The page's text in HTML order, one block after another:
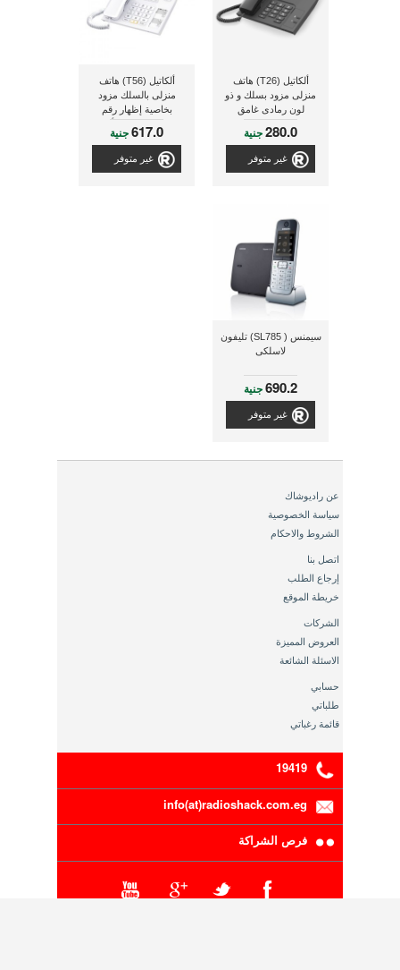
ألكاتيل (T26) هاتف
منزلى مزود بسلك و ذو
لون رمادى غامق
280.0جنية
غير متوفر
ألكاتيل (T56) هاتف
منزلى بالسلك مزود
بخاصية إظهار رقم
المتصل, ذو لون أبيض
617.0جنية
غير متوفر
سيمنس ( SL785) تليفون
لاسلكى
690.2جنية
غير متوفر
عن راديوشاك
سياسة الخصوصية
الشروط والاحكام
اتصل بنا
إرجاع الطلب
خريطة الموقع
الشركات
العروض المميزة
الاسئلة الشائعة
حسابي
طلباتي
قائمة رغباتي
19419
info(at)radioshack.com.eg
فرص الشراكة